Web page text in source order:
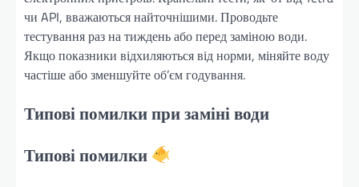
чи API, вважаються найточнішими. Проводьте
тестування раз на тиждень або перед заміною води.
Якщо показники відхиляються від норми, міняйте воду
частіше або зменшуйте об’єм годування.
Типові помилки при заміні води
Типові помилки